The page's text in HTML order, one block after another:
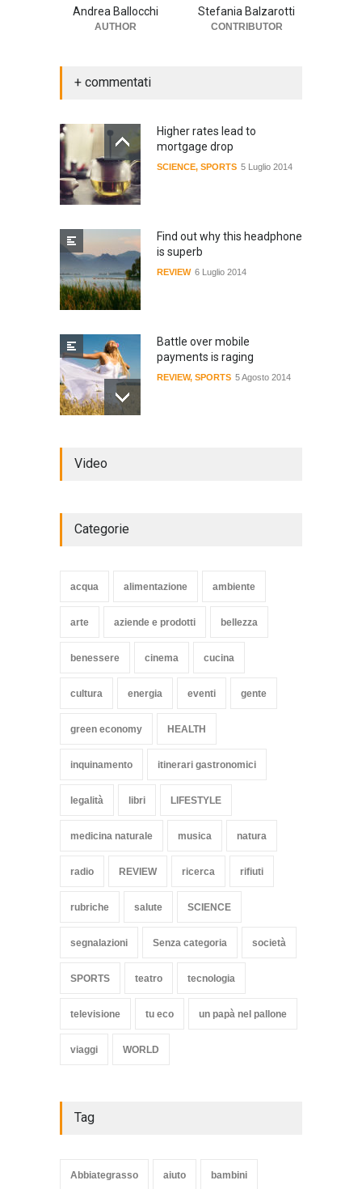
Andrea Ballocchi
AUTHOR
Stefania Balzarotti
CONTRIBUTOR
+ commentati
Higher rates lead to
mortgage drop
SCIENCE, SPORTS 5 Luglio 2014
Find out why this headphone
is superb
REVIEW 6 Luglio 2014
Battle over mobile
payments is raging
REVIEW, SPORTS 5 Agosto 2014
HEALTH 15 Novembre 2014
Video
Categorie
acqua alimentazione ambiente
arte aziende e prodotti bellezza
benessere cinema cucina
cultura energia eventi gente
green economy HEALTH
inquinamento itinerari gastronomici
legalità libri LIFESTYLE
medicina naturale musica natura
radio REVIEW ricerca rifiuti
rubriche salute SCIENCE
segnalazioni Senza categoria società
SPORTS teatro tecnologia
televisione tu eco un papà nel pallone
viaggi WORLD
Tag
Abbiategrasso aiuto bambini